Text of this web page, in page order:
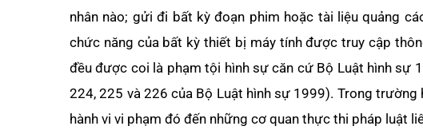
nhân nào; gửi đi bất kỳ đoạn phim hoặc tài liệu quảng
chức năng của bất kỳ thiết bị máy tính được truy cập
đều được coi là phạm tội hình sự căn cứ Bộ Luật hình sự
224, 225 và 226 của Bộ Luật hình sự 1999). Trong trường
hành vi vi phạm đó đến những cơ quan thực thi pháp luật